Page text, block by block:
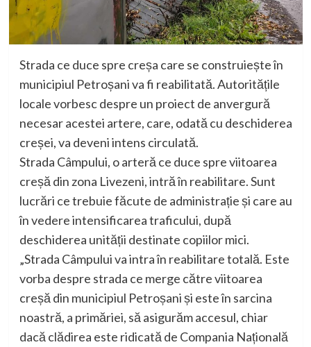
Strada ce duce spre creșa care se construiește în
municipiul Petroșani va fi reabilitată. Autoritățile
locale vorbesc despre un proiect de anvergură
necesar acestei artere, care, odată cu deschiderea
creșei, va deveni intens circulată.
Strada Câmpului, o arteră ce duce spre viitoarea
creșă din zona Livezeni, intră în reabilitare. Sunt
lucrări ce trebuie făcute de administrație și care au
în vedere intensificarea traficului, după
deschiderea unității destinate copiilor mici.
„Strada Câmpului va intra în reabilitare totală. Este
vorba despre strada ce merge către viitoarea
creșă din municipiul Petroșani și este în sarcina
noastră, a primăriei, să asigurăm accesul, chiar
dacă clădirea este ridicată de Compania Națională